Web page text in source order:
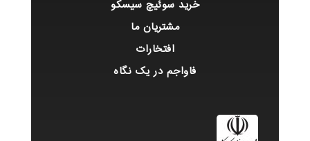
خرید سوئیچ سیسکو
مشتریان ما
افتخارات
فاواجم در یک نگاه